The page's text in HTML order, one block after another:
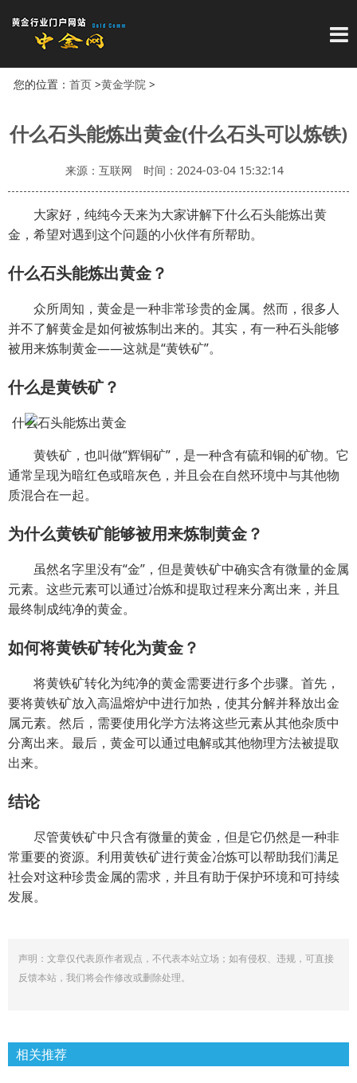
导
您的位置： 首页>黄金学院 >
什么石头能炼出黄金(什么石头可以炼铁)
来源：互联网 时间：2024-03-04 15:32:14
大家好，纯纯今天来为大家讲解下什么石头能炼出黄
金，希望对遇到这个问题的小伙伴有所帮助。
什么石头能炼出黄金？
众所周知，黄金是一种非常珍贵的金属。然而，很多人
并不了解黄金是如何被炼制出来的。其实，有一种石头能够
被用来炼制黄金——这就是“黄铁矿”。
什么是黄铁矿？
黄铁矿，也叫做“辉铜矿”，是一种含有硫和铜的矿物。它
通常呈现为暗红色或暗灰色，并且会在自然环境中与其他物
质混合在一起。
为什么黄铁矿能够被用来炼制黄金？
虽然名字里没有“金”，但是黄铁矿中确实含有微量的金属
元素。这些元素可以通过冶炼和提取过程来分离出来，并且
最终制成纯净的黄金。
如何将黄铁矿转化为黄金？
将黄铁矿转化为纯净的黄金需要进行多个步骤。首先，
要将黄铁矿放入高温熔炉中进行加热，使其分解并释放出金
属元素。然后，需要使用化学方法将这些元素从其他杂质中
分离出来。最后，黄金可以通过电解或其他物理方法被提取
出来。
结论
尽管黄铁矿中只含有微量的黄金，但是它仍然是一种非
常重要的资源。利用黄铁矿进行黄金冶炼可以帮助我们满足
社会对这种珍贵金属的需求，并且有助于保护环境和可持续
发展。
声明：文章仅代表原作者观点，不代表本站立场；如有侵权、违规，可直接
反馈本站，我们将会作修改或删除处理。
相关推荐